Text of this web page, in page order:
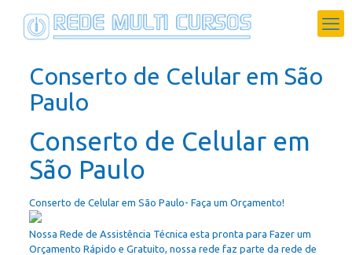
Conserto de Celular em São
Paulo
Conserto de Celular em
São Paulo
Conserto de Celular em São Paulo- Faça um Orçamento!
Nossa Rede de Assistência Técnica esta pronta para Fazer um
Orçamento Rápido e Gratuito, nossa rede faz parte da rede de